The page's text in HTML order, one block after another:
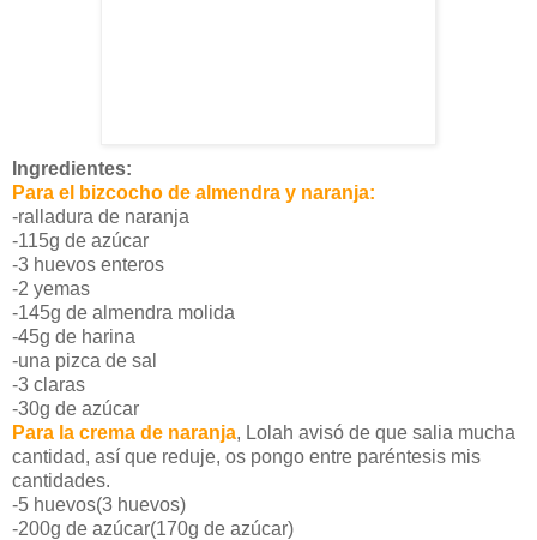
Ingredientes:
Para el bizcocho de almendra y naranja:
-ralladura de naranja
-115g de azúcar
-3 huevos enteros
-2 yemas
-145g de almendra molida
-45g de harina
-una pizca de sal
-3 claras
-30g de azúcar
Para la crema de naranja, Lolah avisó de que salia mucha
cantidad, así que reduje, os pongo entre paréntesis mis
cantidades.
-5 huevos(3 huevos)
-200g de azúcar(170g de azúcar)